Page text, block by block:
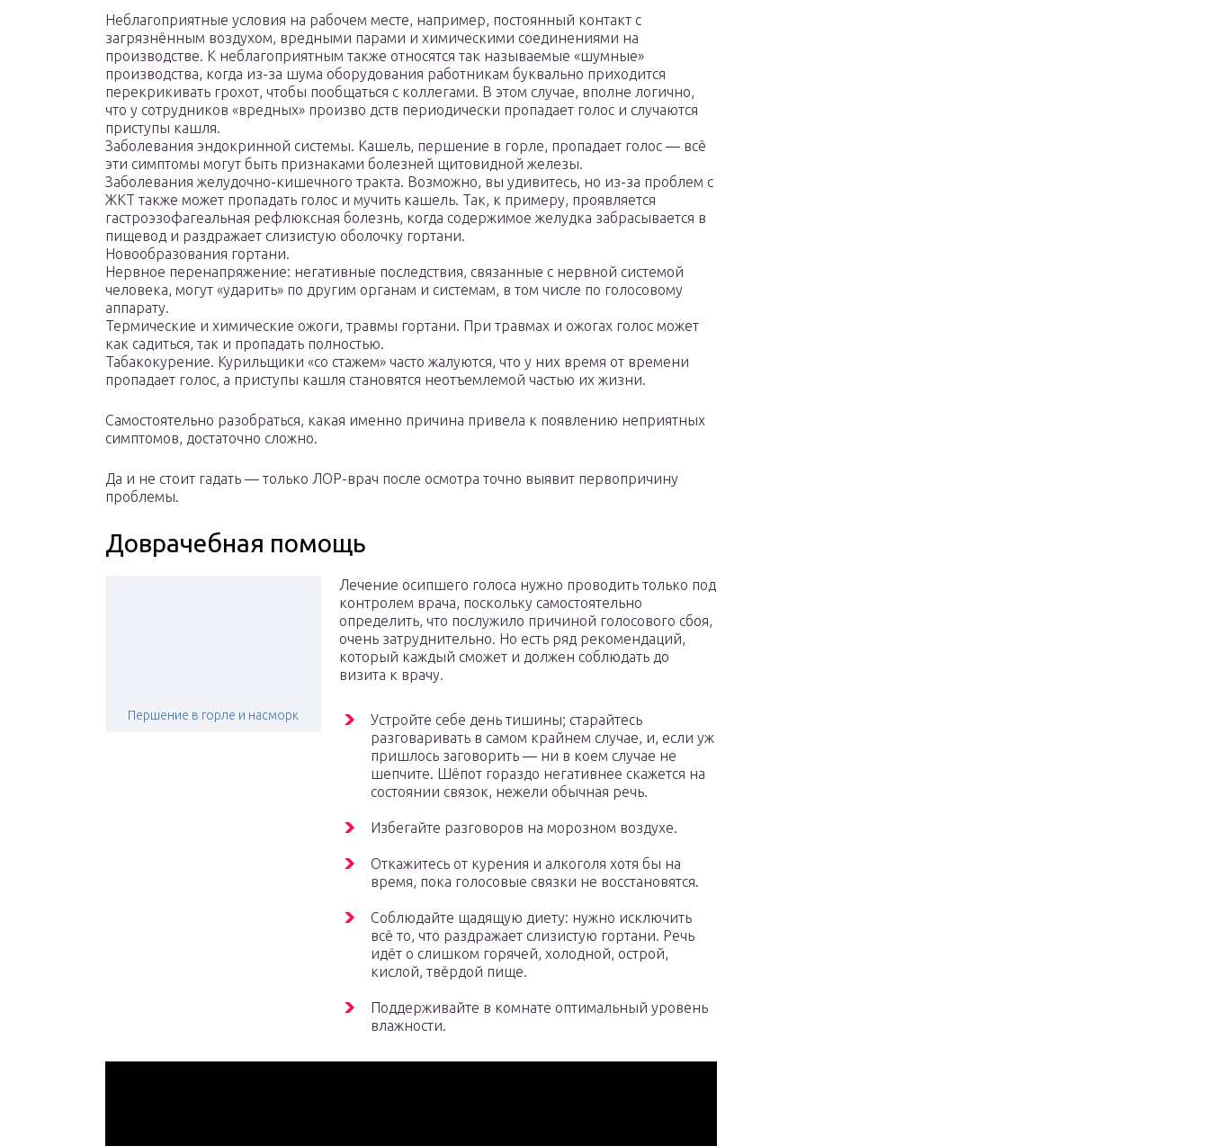
Неблагоприятные условия на рабочем месте, например, постоянный контакт с
загрязнённым воздухом, вредными парами и химическими соединениями на
производстве. К неблагоприятным также относятся так называемые «шумные»
производства, когда из-за шума оборудования работникам буквально приходится
перекрикивать грохот, чтобы пообщаться с коллегами. В этом случае, вполне логично,
что у сотрудников «вредных» произво дств периодически пропадает голос и случаются
приступы кашля.
Заболевания эндокринной системы. Кашель, першение в горле, пропадает голос — всё
эти симптомы могут быть признаками болезней щитовидной железы.
Заболевания желудочно-кишечного тракта. Возможно, вы удивитесь, но из-за проблем с
ЖКТ также может пропадать голос и мучить кашель. Так, к примеру, проявляется
гастроэзофагеальная рефлюксная болезнь, когда содержимое желудка забрасывается в
пищевод и раздражает слизистую оболочку гортани.
Новообразования гортани.
Нервное перенапряжение: негативные последствия, связанные с нервной системой
человека, могут «ударить» по другим органам и системам, в том числе по голосовому
аппарату.
Термические и химические ожоги, травмы гортани. При травмах и ожогах голос может
как садиться, так и пропадать полностью.
Табакокурение. Курильщики «со стажем» часто жалуются, что у них время от времени
пропадает голос, а приступы кашля становятся неотъемлемой частью их жизни.
Самостоятельно разобраться, какая именно причина привела к появлению неприятных
симптомов, достаточно сложно.
Да и не стоит гадать — только ЛОР-врач после осмотра точно выявит первопричину
проблемы.
Доврачебная помощь
Першение в горле и насморк
Лечение осипшего голоса нужно проводить только под
контролем врача, поскольку самостоятельно
определить, что послужило причиной голосового сбоя,
очень затруднительно. Но есть ряд рекомендаций,
который каждый сможет и должен соблюдать до
визита к врачу.
Устройте себе день тишины; старайтесь
разговаривать в самом крайнем случае, и, если уж
пришлось заговорить — ни в коем случае не
шепчите. Шёпот гораздо негативнее скажется на
состоянии связок, нежели обычная речь.
Избегайте разговоров на морозном воздухе.
Откажитесь от курения и алкоголя хотя бы на
время, пока голосовые связки не восстановятся.
Соблюдайте щадящую диету: нужно исключить
всё то, что раздражает слизистую гортани. Речь
идёт о слишком горячей, холодной, острой,
кислой, твёрдой пище.
Поддерживайте в комнате оптимальный уровень
влажности.